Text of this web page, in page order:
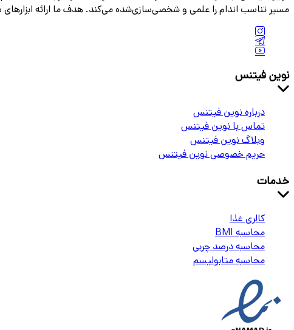
مسیر تناسب اندام را علمی و شخصی‌سازی‌شده می‌کند. هدف ما ارائه ابزارهای
نوین فیتنس
درباره نوین فیتنس
تماس با نوین فیتنس
وبلاگ نوین فیتنس
حریم خصوصی نوین فیتنس
خدمات
کالری غذا
محاسبه BMI
محاسبه درصد چربی
محاسبه متابولیسم